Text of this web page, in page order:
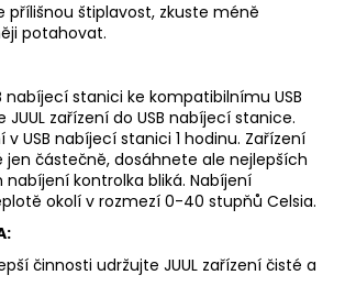
přílišnou štiplavost, zkuste méně
potahovat.
nabíjecí stanici ke kompatibilnímu USB
zařízení do USB nabíjecí stanice.
v USB nabíjecí stanici 1 hodinu. Zařízení
jen částečně, dosáhnete ale nejlepších
nabíjení kontrolka bliká. Nabíjení
okolí v rozmezí 0-40 stupňů Celsia.
činnosti udržujte JUUL zařízení čisté a